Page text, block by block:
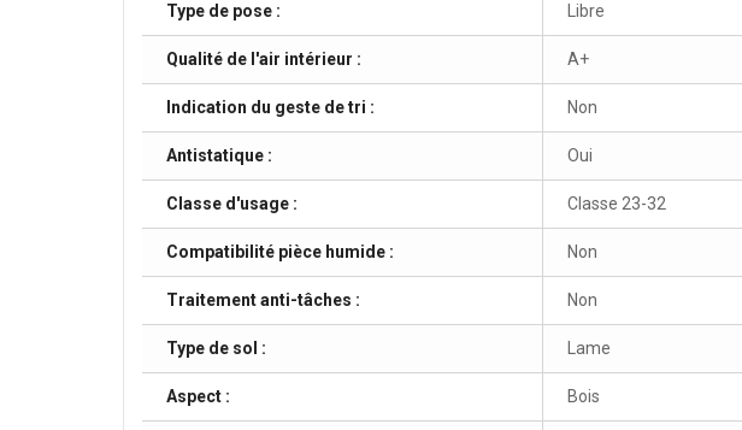
Type de pose : Libre
Qualité de l'air intérieur : A+
Indication du geste de tri : Non
Antistatique : Oui
Classe d'usage : Classe 23-32
Compatibilité pièce humide : Non
Traitement anti-tâches : Non
Type de sol : Lame
Aspect : Bois